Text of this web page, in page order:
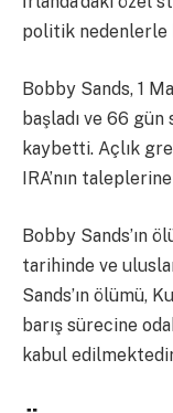
politik nedenlerle
Bobby Sands, 1
başladı ve 66 gün
kaybetti. Açlık
IRA’nın
Bobby Sands’ın
tarihinde ve
Sands’ın ölümü,
barış sürecine
kabul